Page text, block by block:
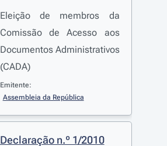
Eleição de membros da
Comissão de Acesso aos
Documentos Administrativos
(CADA)
Emitente:
Assembleia da República
Declaração n.º 1/2010